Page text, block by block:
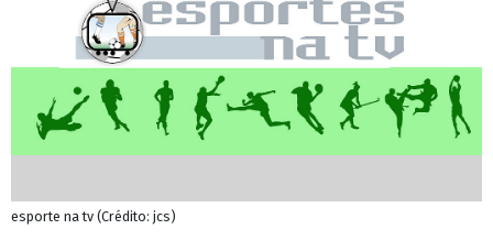
esporte na tv (Crédito: jcs)